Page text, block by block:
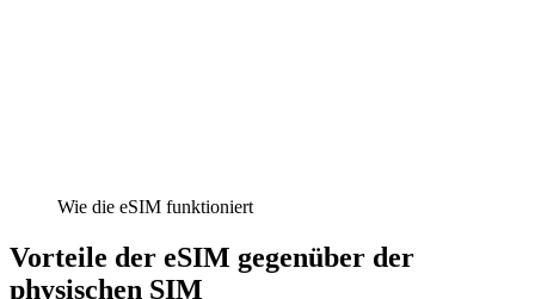
Wie die eSIM funktioniert
Vorteile der eSIM gegenüber der
physischen SIM